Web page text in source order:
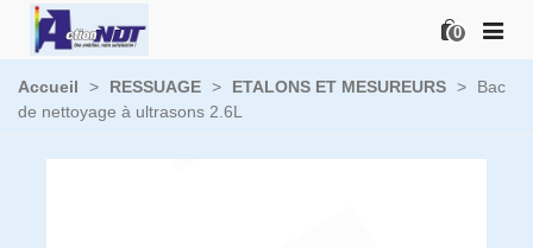
0
Accueil > RESSUAGE > ETALONS ET MESUREURS >
Bac
de nettoyage à ultrasons 2.6L